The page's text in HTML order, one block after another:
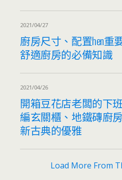
2021/04/27
廚房尺寸、配置hen重
舒適廚房的必備知識
2021/04/26
開箱豆花店老闆的下
編玄關櫃、地鐵磚廚
新古典的優雅
Load More From